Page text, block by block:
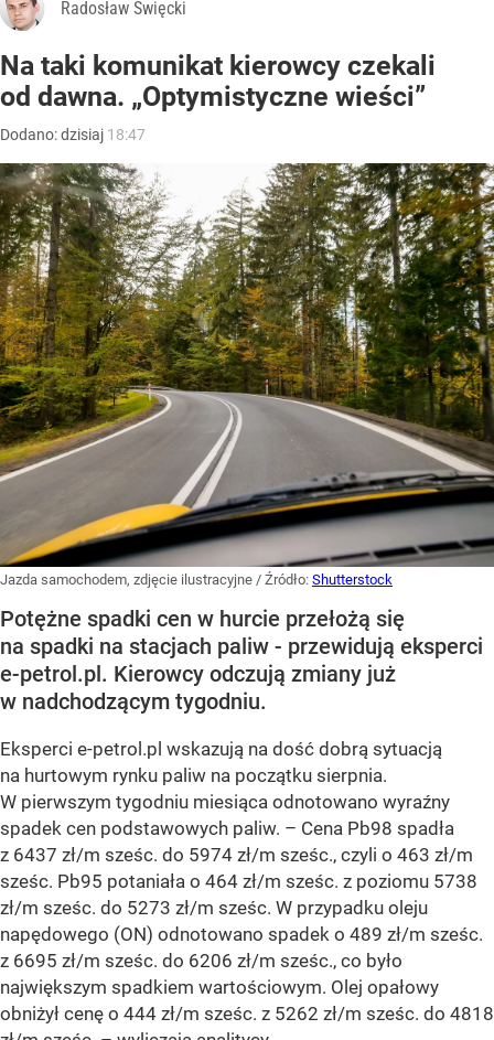
Radosław Święcki
Na taki komunikat kierowcy czekali
od dawna. „Optymistyczne wieści”
Dodano:dzisiaj 18:47
Jazda samochodem, zdjęcie ilustracyjne / Źródło: Shutterstock
Potężne spadki cen w hurcie przełożą się
na spadki na stacjach paliw - przewidują eksperci
e-petrol.pl. Kierowcy odczują zmiany już
w nadchodzącym tygodniu.
Eksperci e-petrol.pl wskazują na dość dobrą sytuacją
na hurtowym rynku paliw na początku sierpnia.
W pierwszym tygodniu miesiąca odnotowano wyraźny
spadek cen podstawowych paliw. – Cena Pb98 spadła
z 6437 zł/m sześc. do 5974 zł/m sześc., czyli o 463 zł/m
sześc. Pb95 potaniała o 464 zł/m sześc. z poziomu 5738
zł/m sześc. do 5273 zł/m sześc. W przypadku oleju
napędowego (ON) odnotowano spadek o 489 zł/m sześc.
z 6695 zł/m sześc. do 6206 zł/m sześc., co było
największym spadkiem wartościowym. Olej opałowy
obniżył cenę o 444 zł/m sześc. z 5262 zł/m sześc. do 4818